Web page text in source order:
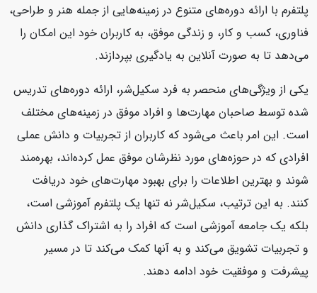
پلتفرم با ارائه دوره‌های متنوع در زمینه‌هایی از جمله هنر و طراحی،
فناوری، کسب و کار، و زندگی موفق، به کاربران خود این امکان را
می‌دهد تا به صورت آنلاین به یادگیری بپردازند.
یکی از ویژگی‌های منحصر به فرد سکیل‌شر، ارائه دوره‌های تدریس
شده توسط صاحبان مهارت‌ها و افراد موفق در زمینه‌های مختلف
است. این امر باعث می‌شود که کاربران از تجربیات و دانش عملی
افرادی که در حوزه‌های مورد نظرشان موفق عمل کرده‌اند، بهره‌مند
شوند و بهترین اطلاعات را برای بهبود مهارت‌های خود دریافت
کنند. به این ترتیب، سکیل‌شر نه تنها یک پلتفرم آموزشی است،
بلکه یک جامعه آموزشی است که افراد را به اشتراک گذاری دانش
و تجربیات تشویق می‌کند و به آنها کمک می‌کند تا در مسیر
پیشرفت و موفقیت خود ادامه دهند.